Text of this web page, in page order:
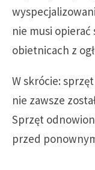
nie musi opierać
obietnicach z
W skrócie:
nie zawsze
Sprzęt
przed